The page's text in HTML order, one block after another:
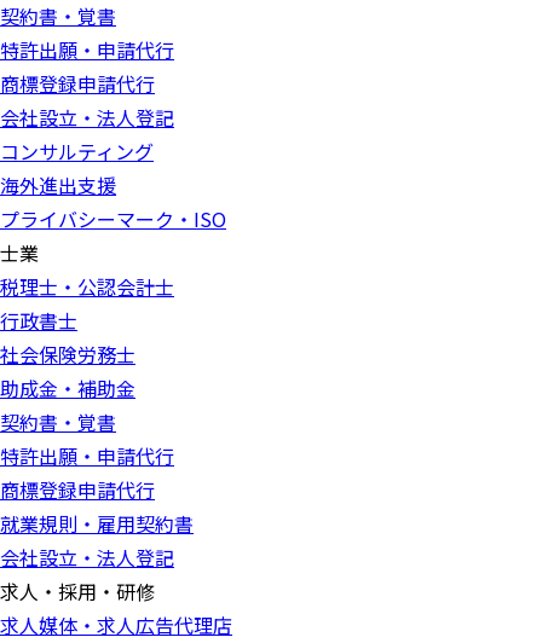
契約書・覚書
特許出願・申請代行
商標登録申請代行
会社設立・法人登記
コンサルティング
海外進出支援
プライバシーマーク・ISO
士業
税理士・公認会計士
行政書士
社会保険労務士
助成金・補助金
契約書・覚書
特許出願・申請代行
商標登録申請代行
就業規則・雇用契約書
会社設立・法人登記
求人・採用・研修
求人媒体・求人広告代理店